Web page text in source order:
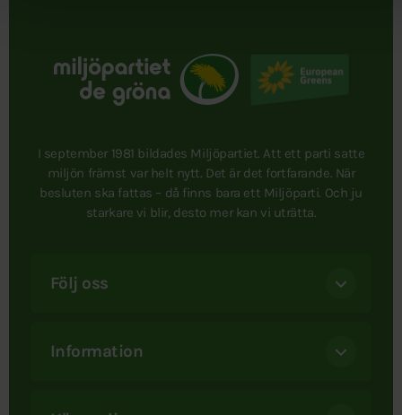
I september 1981 bildades Miljöpartiet. Att ett parti satte
miljön främst var helt nytt. Det är det fortfarande. När
besluten ska fattas – då finns bara ett Miljöparti. Och ju
starkare vi blir, desto mer kan vi uträtta.
Följ oss
Information